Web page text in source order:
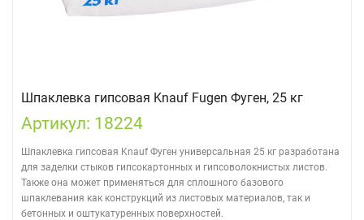
Шпаклевка гипсовая Knauf Fugen Фуген, 25 кг
Артикул: 18224
Шпаклевка гипсовая Knauf Фуген универсальная 25 кг разработана
для заделки стыков гипсокартонных и гипсоволокнистых листов.
Также она может применяться для сплошного базового
шпаклевания как конструкций из листовых материалов, так и
бетонных и оштукатуренных поверхностей.